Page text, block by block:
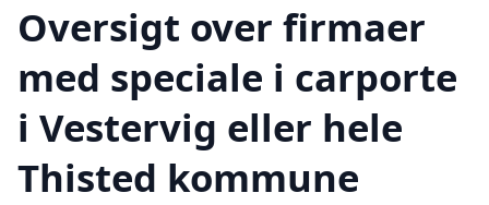
Oversigt over firmaer
med speciale i carporte
i Vestervig eller hele
Thisted kommune